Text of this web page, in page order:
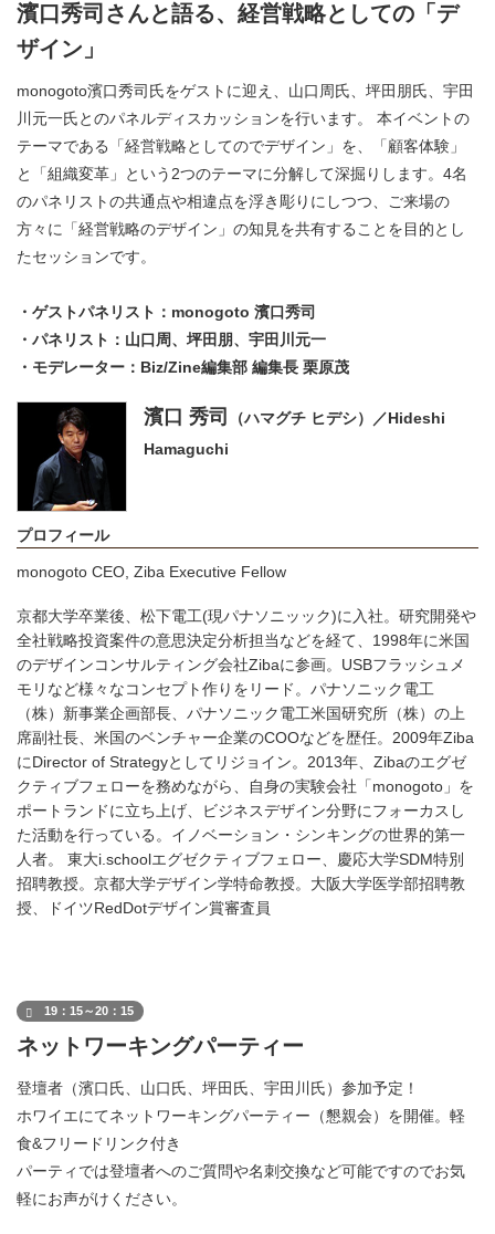
濱口秀司さんと語る、経営戦略としての「デ
ザイン」
monogoto濱口秀司氏をゲストに迎え、山口周氏、坪田朋氏、宇田
川元一氏とのパネルディスカッションを行います。 本イベントの
テーマである「経営戦略としてのでデザイン」を、「顧客体験」
と「組織変革」という2つのテーマに分解して深掘りします。4名
のパネリストの共通点や相違点を浮き彫りにしつつ、ご来場の
方々に「経営戦略のデザイン」の知見を共有することを目的とし
たセッションです。
・ゲストパネリスト：monogoto 濱口秀司
・パネリスト：山口周、坪田朋、宇田川元一
・モデレーター：Biz/Zine編集部 編集長 栗原茂
濱口 秀司
（ハマグチ ヒデシ）／Hideshi
Hamaguchi
プロフィール
monogoto CEO, Ziba Executive Fellow
京都大学卒業後、松下電工(現パナソニッック)に入社。研究開発や
全社戦略投資案件の意思決定分析担当などを経て、1998年に米国
のデザインコンサルティング会社Zibaに参画。USBフラッシュメ
モリなど様々なコンセプト作りをリード。パナソニック電工
（株）新事業企画部長、パナソニック電工米国研究所（株）の上
席副社長、米国のベンチャー企業のCOOなどを歴任。2009年Ziba
にDirector of Strategyとしてリジョイン。2013年、Zibaのエグゼ
クティブフェローを務めながら、自身の実験会社「monogoto」を
ポートランドに立ち上げ、ビジネスデザイン分野にフォーカスし
た活動を行っている。イノベーション・シンキングの世界的第一
人者。 東大i.schoolエグゼクティブフェロー、慶応大学SDM特別
招聘教授。京都大学デザイン学特命教授。大阪大学医学部招聘教
授、ドイツRedDotデザイン賞審査員
19：15～20：15
ネットワーキングパーティー
登壇者（濱口氏、山口氏、坪田氏、宇田川氏）参加予定！
ホワイエにてネットワーキングパーティー（懇親会）を開催。軽
食&フリードリンク付き
パーティでは登壇者へのご質問や名刺交換など可能ですのでお気
軽にお声がけください。